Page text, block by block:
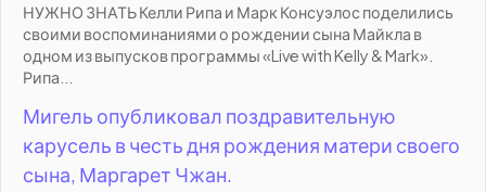
НУЖНО ЗНАТЬ Келли Рипа и Марк Консуэлос поделились
своими воспоминаниями о рождении сына Майкла в
одном из выпусков программы «Live with Kelly & Mark».
Рипа...
Мигель опубликовал поздравительную
карусель в честь дня рождения матери своего
сына, Маргарет Чжан.